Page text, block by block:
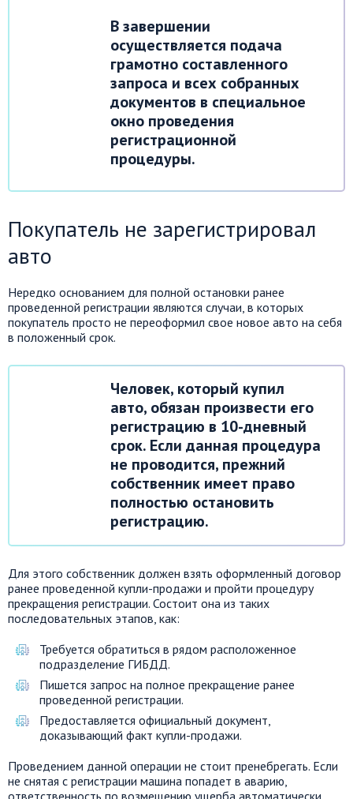
В завершении
осуществляется подача
грамотно составленного
запроса и всех собранных
документов в специальное
окно проведения
регистрационной
процедуры.
Покупатель не зарегистрировал
авто
Нередко основанием для полной остановки ранее
проведенной регистрации являются случаи, в которых
покупатель просто не переоформил свое новое авто на себя
в положенный срок.
Человек, который купил
авто, обязан произвести его
регистрацию в 10-дневный
срок. Если данная процедура
не проводится, прежний
собственник имеет право
полностью остановить
регистрацию.
Для этого собственник должен взять оформленный договор
ранее проведенной купли-продажи и пройти процедуру
прекращения регистрации. Состоит она из таких
последовательных этапов, как:
Требуется обратиться в рядом расположенное
подразделение ГИБДД.
Пишется запрос на полное прекращение ранее
проведенной регистрации.
Предоставляется официальный документ,
доказывающий факт купли-продажи.
Проведением данной операции не стоит пренебрегать. Если
не снятая с регистрации машина попадет в аварию,
ответственность по возмещению ущерба автоматически